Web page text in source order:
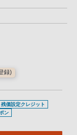
録)
残価設定クレジット
ン